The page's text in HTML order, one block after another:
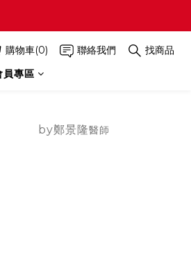
購物車(0) 聯絡我們
找商品
員專區
by鄭景隆醫師